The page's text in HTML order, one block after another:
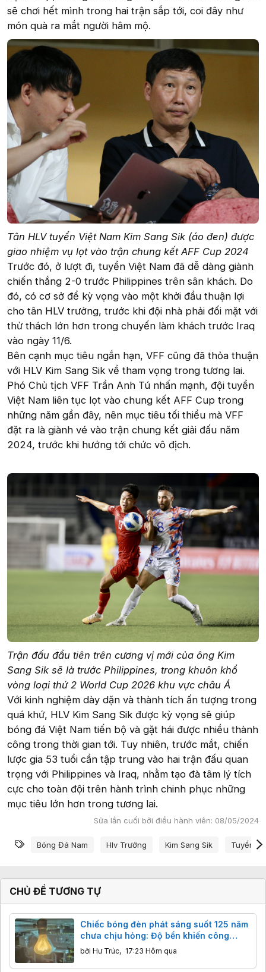
sẽ chơi hết mình trong hai trận sắp tới, coi đây như
món quà ra mắt người hâm mộ.
Tân HLV tuyển Việt Nam Kim Sang Sik (áo đen) được
giao nhiệm vụ lọt vào trận chung kết AFF Cup 2024
Trước đó, ở lượt đi, tuyển Việt Nam đã dễ dàng giành
chiến thắng 2-0 trước Philippines trên sân khách. Do
đó, có cơ sở để kỳ vọng vào một khởi đầu thuận lợi
cho tân HLV trưởng, trước khi đội nhà phải đối mặt với
thử thách lớn hơn trong chuyến làm khách trước Iraq
vào ngày 11/6.
Bên cạnh mục tiêu ngắn hạn, VFF cũng đã thỏa thuận
với HLV Kim Sang Sik về tham vọng trong tương lai.
Phó Chủ tịch VFF Trần Anh Tú nhấn mạnh, đội tuyển
Việt Nam liên tục lọt vào chung kết AFF Cup trong
những năm gần đây, nên mục tiêu tối thiểu mà VFF
đặt ra là giành vé vào trận chung kết giải đấu năm
2024, trước khi hướng tới chức vô địch.
Trận đấu đầu tiên trên cương vị mới của ông Kim
Sang Sik sẽ là trước Philippines, trong khuôn khổ
vòng loại thứ 2 World Cup 2026 khu vực châu Á
Với kinh nghiệm dày dặn và thành tích ấn tượng trong
quá khứ, HLV Kim Sang Sik được kỳ vọng sẽ giúp
bóng đá Việt Nam tiến bộ và gặt hái được nhiều thành
công trong thời gian tới. Tuy nhiên, trước mắt, chiến
lược gia 53 tuổi cần tập trung vào hai trận đấu quan
trọng với Philippines và Iraq, nhằm tạo đà tâm lý tích
cực cho toàn đội trên hành trình chinh phục những
mục tiêu lớn hơn trong tương lai.
Sửa lần cuối bởi điều hành viên: 08/05/2024
Từ khóa
Bóng Đá Nam Hlv Trưởng Kim Sang Sik Tuyển
CHỦ ĐỀ TƯƠNG TỰ
Chiếc bóng đèn phát sáng suốt 125 năm
chưa chịu hỏng: Độ bền khiến công
nghệ hiện đại cũng phải ngả nón
bởi Hư Trúc, 17:23 Hôm qua